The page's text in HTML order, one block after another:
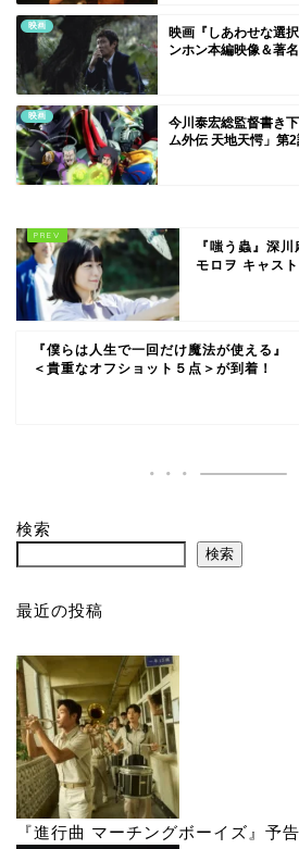
映画
映画『しあわせな選
ンホン本編映像＆著
映画
今川泰宏総監督書き
ム外伝 天地天愕」第2
『嗤う蟲』深
モロヲ キャス
『僕らは人生で一回だけ魔法が使える』
＜貴重なオフショット５点＞が到着！
検索
検索
最近の投稿
『進行曲 マーチングボーイズ』予